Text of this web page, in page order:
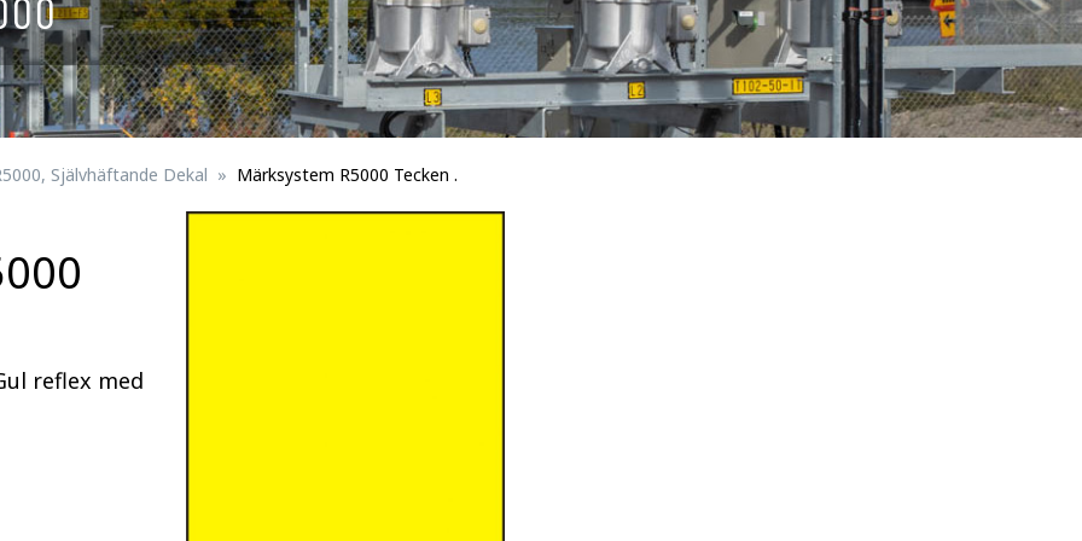
Fågelskydd
Skyltar för spårbunden trafik
Trafikportal
Trafikanordningsmateriel för trafik/person
Självhäftande Dekal Märksystem R5000 Tecken .
reflex med